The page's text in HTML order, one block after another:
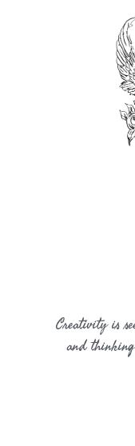
Creativity is
and